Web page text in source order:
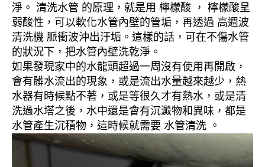
淨。 清洗水管 的原理，就是用 檸檬酸 ， 檸檬酸呈
弱酸性，可以軟化水管內壁的管垢，再透過 高週波
清洗機 脈衝波沖出汙垢。這樣的話，可在不傷水管
的狀況下，把水管內壁洗乾淨。
如果發現家中的水龍頭超過一周沒有使用再開啟，
會有髒水流出的現象，或是流出水量越來越少，熱
水器有時候點不著，或是等很久才有熱水，或是清
洗過水塔之後，水中還是會有沉澱物和異味，都是
水管產生沉積物，這時候就需要 水管清洗 。